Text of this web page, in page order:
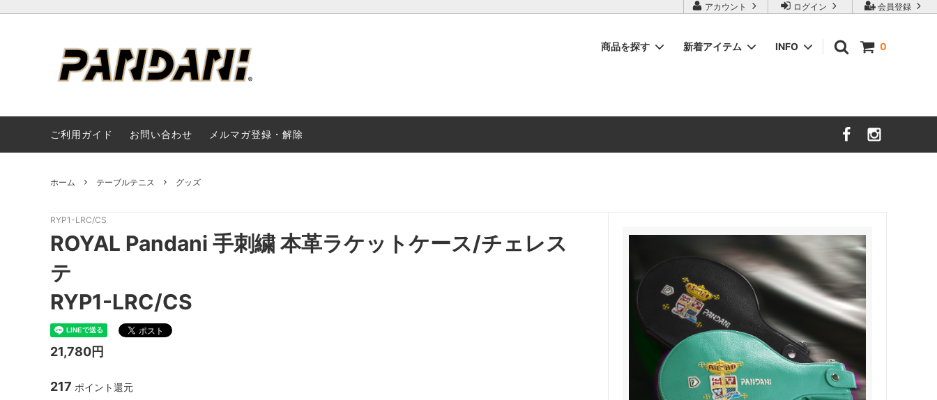
会員登録
ログイン
アカウント
0
商品を探す 新着アイテム INFO
お手入れ方法（Cycleアパレル以外） お手入れ方法（Cycleアパレル）
ご利用ガイド お問い合わせ メルマガ登録・解除
ホーム テーブルテニス グッズ
RYP1-LRC/CS
ROYAL Pandani 手刺繍 本革ラケットケース/チェレス
テ
RYP1-LRC/CS
21,780円
217 ポイント還元